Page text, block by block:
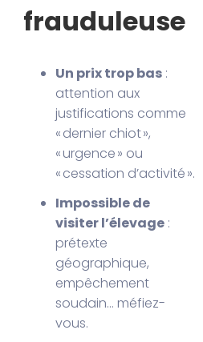
frauduleuse
Un prix trop bas :
attention aux
justifications comme
« dernier chiot »,
« urgence » ou
« cessation d’activité ».
Impossible de
visiter l’élevage :
prétexte
géographique,
empêchement
soudain… méfiez-
vous.